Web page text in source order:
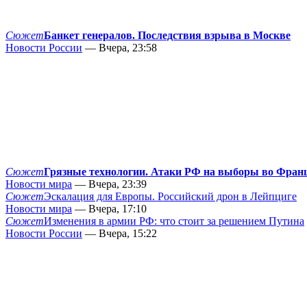
СюжетБанкет генералов. Последствия взрыва в Москве
Новости России — Вчера, 23:58
СюжетГрязные технологии. Атаки РФ на выборы во
Новости мира — Вчера, 23:39
СюжетЭскалация для Европы. Российский дрон в Лейпциге
Новости мира — Вчера, 17:10
СюжетИзменения в армии РФ: что стоит за решением Путина
Новости России — Вчера, 15:22